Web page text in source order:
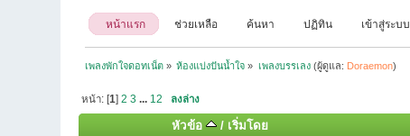
หน้าแรก ช่วยเหลือ ค้นหา ปฏิทิน เข้าสู่ระบบ
เพลงพักใจดอทเน็ต» ห้องแบ่งปันน้ำใจ » เพลงบรรเลง(ผู้ดูแล: Doraemon)
หน้า: [1] 2 3 ... 12 ลงล่าง
หัวข้อ / เริ่มโดย